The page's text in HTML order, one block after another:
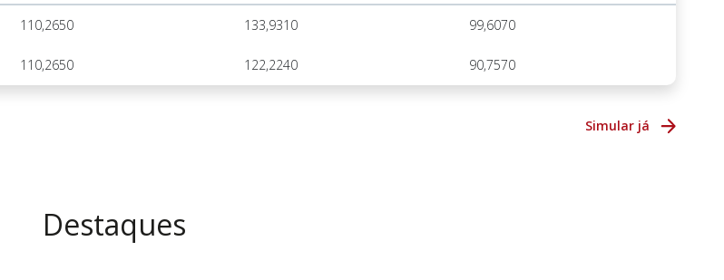
110,2650 133,9310 99,6070
110,2650 122,2240 90,7570
Simular já
Destaques